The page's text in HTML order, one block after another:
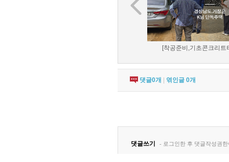
[착공준비,기초콘크리트
댓글0개 엮인글 0개